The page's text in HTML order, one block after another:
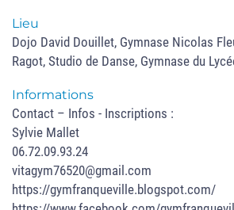
Lieu
Dojo David Douillet, Gymnase Nicolas
Ragot, Studio de Danse, Gymnase du
Informations
Contact – Infos - Inscriptions :
Sylvie Mallet
06.72.09.93.24
vitagym76520@gmail.com
https://gymfranqueville.blogspot.com/